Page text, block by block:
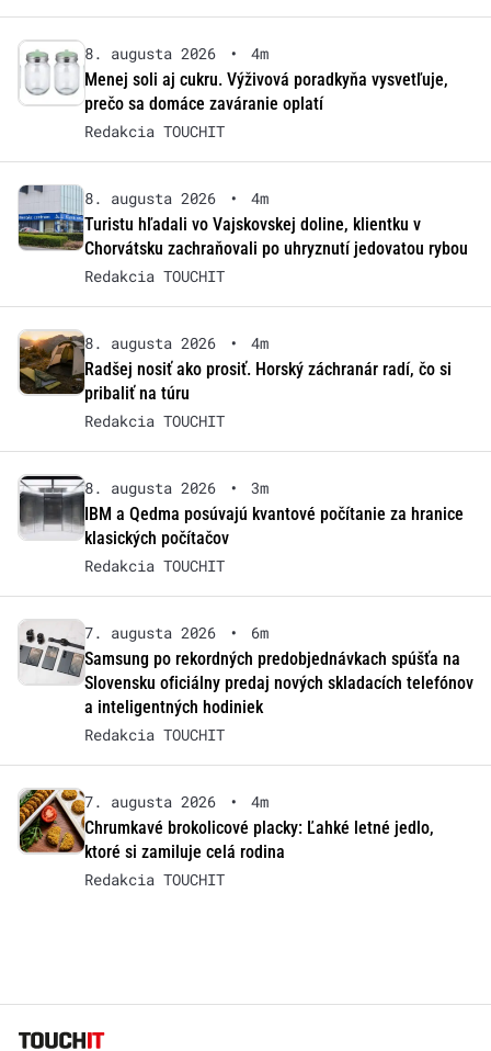
8. augusta 2026 •
4m
Menej soli aj cukru. Výživová poradkyňa vysvetľuje,
prečo sa domáce zaváranie oplatí
Redakcia TOUCHIT
8. augusta 2026 •
4m
Turistu hľadali vo Vajskovskej doline, klientku v
Chorvátsku zachraňovali po uhryznutí jedovatou rybou
Redakcia TOUCHIT
8. augusta 2026 •
4m
Radšej nosiť ako prosiť. Horský záchranár radí, čo si
pribaliť na túru
Redakcia TOUCHIT
8. augusta 2026 •
3m
IBM a Qedma posúvajú kvantové počítanie za hranice
klasických počítačov
Redakcia TOUCHIT
7. augusta 2026 •
6m
Samsung po rekordných predobjednávkach spúšťa na
Slovensku oficiálny predaj nových skladacích telefónov
a inteligentných hodiniek
Redakcia TOUCHIT
7. augusta 2026 •
4m
Chrumkavé brokolicové placky: Ľahké letné jedlo,
ktoré si zamiluje celá rodina
Redakcia TOUCHIT